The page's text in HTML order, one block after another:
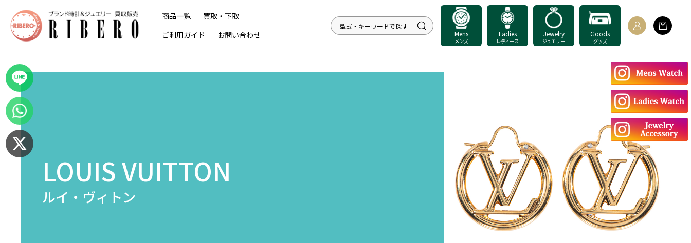
商品一覧
買取・下取
ご利用ガイド
お問い合わせ Mens
メンズ
Ladies
レディース
Jewelry
ジュエリー
Goods
グッズ
LOUIS VUITTON
ルイ・ヴィトン